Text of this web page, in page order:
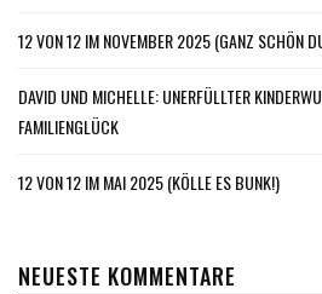
12 VON 12 IM NOVEMBER 2025 (GANZ SCHÖN
DAVID UND MICHELLE: UNERFÜLLTER
FAMILIENGLÜCK
12 VON 12 IM MAI 2025 (KÖLLE ES BUNK!)
NEUESTE KOMMENTARE